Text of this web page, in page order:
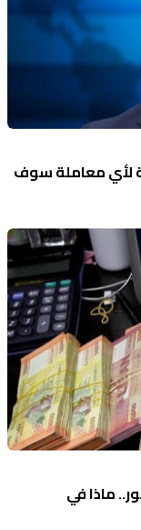
لأي معاملة سوف
ماذا في